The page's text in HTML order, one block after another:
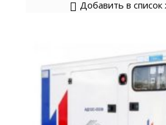
Добавить в